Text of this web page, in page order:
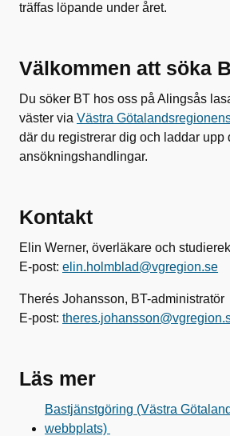
träffas löpande under året.
Välkommen att söka
Du söker BT hos oss på Alingsås
väster via Västra
där du registrerar dig och laddar upp
ansökningshandlingar.
Kontakt
Elin Werner, överläkare och
E-post: elin.holmblad@vgregion.se
Therés Johansson, BT-administratör
E-post:
Läs mer
Bastjänstgöring (Västra
webbplats)